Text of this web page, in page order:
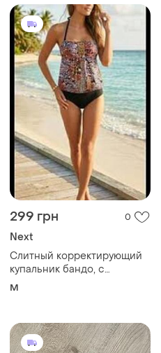
299 грн 0
Next
Слитный корректирующий
купальник бандо, с
завязками на шее, с
ткани со шнуровкой по
бокам, next 10/38/m/46
M